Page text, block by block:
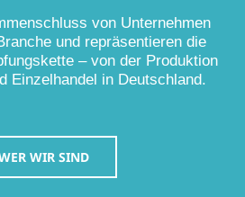
von Unternehmen
und repräsentieren die
– von der Produktion
Einzelhandel in Deutschland.
WIR SIND